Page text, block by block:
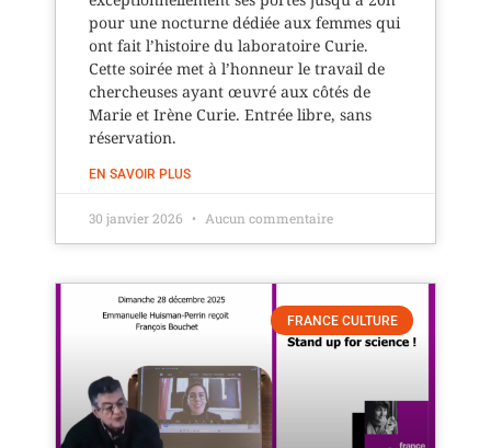
pour une nocturne dédiée aux femmes qui
ont fait l’histoire du laboratoire Curie.
Cette soirée met à l’honneur le travail de
chercheuses ayant œuvré aux côtés de
Marie et Irène Curie. Entrée libre, sans
réservation.
EN SAVOIR PLUS
30 janvier 2026 Aucun commentaire
FRANCE CULTURE